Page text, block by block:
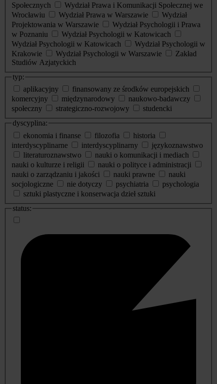
Społecznych
Wydział Prawa i Komunikacji Społecznej we
Wrocławiu
Wydział Prawa w Warszawie
Wydział
Projektowania w Warszawie
Wydział Psychologii i Prawa
w Poznaniu
Wydział Psychologii w Katowicach
Wydział Psychologii w Katowicach
Wydział Psychologii w
Krakowie
Wydział Psychologii w Warszawie
Zakład
Studiów Azjatyckich
typ:
aplikacyjny
finansowany ze środków europejskich
komercyjny
międzynarodowy
naukowo-badawczy
społeczny
strategiczno-rozwojowy
studencki
dyscyplina:
ekonomia i finanse
filozofia
historia
interdyscyplinarne
interdyscyplinarny
językoznawstwo
literaturoznawstwo
nauki o komunikacji i mediach
nauki o kulturze i religii
nauki o polityce i administracji
nauki o zarządzaniu i jakości
nauki prawne
nauki
socjologiczne
nie dotyczy psychiatria
psychologia
sztuki plastyczne i konserwacja dzieł sztuki
status: